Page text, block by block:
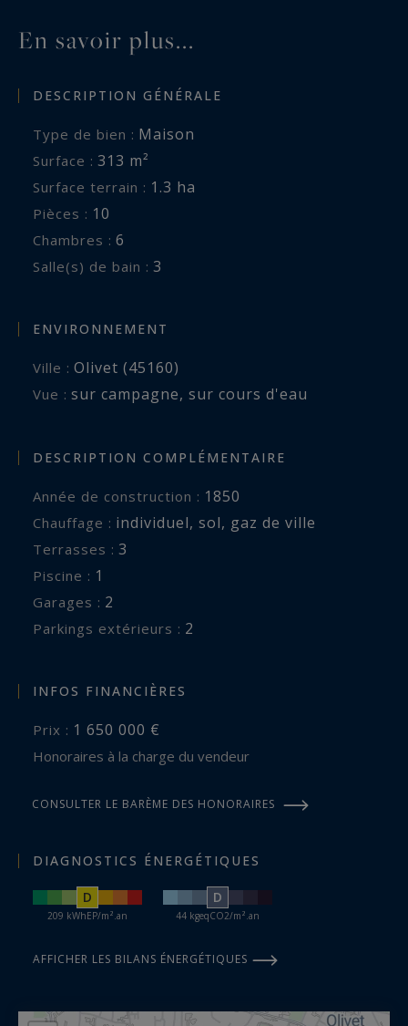
En savoir plus...
DESCRIPTION GÉNÉRALE
Type de bien : Maison
Surface : 313 m²
Surface terrain : 1.3 ha
Pièces : 10
Chambres : 6
Salle(s) de bain : 3
ENVIRONNEMENT
Ville : Olivet (45160)
Vue : sur campagne, sur cours d'eau
DESCRIPTION COMPLÉMENTAIRE
Année de construction : 1850
Chauffage : individuel, sol, gaz de ville
terrasses : 3
piscine : 1
garages : 2
parkings extérieurs : 2
INFOS FINANCIÈRES
Prix : 1 650 000 €
Honoraires à la charge du vendeur
CONSULTER LE BARÈME DES HONORAIRES
DIAGNOSTICS ÉNERGÉTIQUES
D
209 kWhEP/m².an
D
44 kgeqCO2/m².an
AFFICHER LES BILANS ÉNERGÉTIQUES